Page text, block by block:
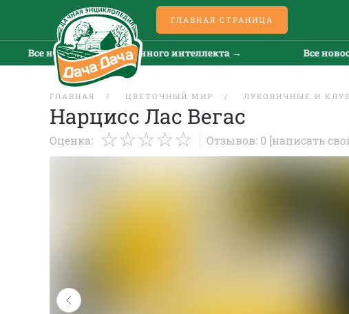
ГЛАВНАЯ СТРАНИЦА
новости искусственного интеллекта → Все новости
ГЛАВНАЯ ЦВЕТОЧНЫЙ МИР ЛУКОВИЧНЫЕ И
Нарцисс Лас Вегас
Оценка: Отзывов: 0 [написать